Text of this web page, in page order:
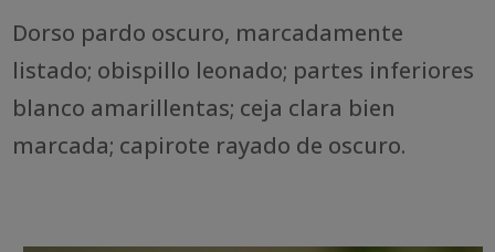
Dorso pardo oscuro, marcadamente
listado; obispillo leonado; partes inferiores
blanco amarillentas; ceja clara bien
marcada; capirote rayado de oscuro.